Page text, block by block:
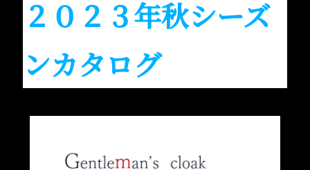
２０２３年秋シーズ
ンカタログ